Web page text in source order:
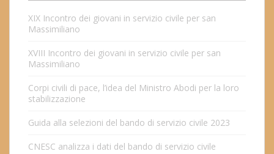
XIX Incontro dei giovani in servizio civile per san
Massimiliano
XVIII Incontro dei giovani in servizio civile per san
Massimiliano
Corpi civili di pace, l’idea del Ministro Abodi per la loro
stabilizzazione
Guida alla selezioni del bando di servizio civile 2023
CNESC analizza i dati del bando di servizio civile